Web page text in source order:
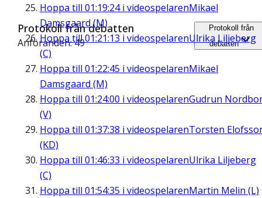
Hoppa till 01:19:24i videospelarenMikael
Damsgaard (M)
Hoppa till01:21:13 i videospelarenUlrika Liljeberg
(C)
Hoppa till 01:22:45 i videospelarenMikael
Damsgaard (M)
Hoppa till 01:24:00 i videospelarenGudrun
(V)
Hoppa till 01:37:38 i videospelarenTorsten
(KD)
Hoppa till 01:46:33 i videospelarenUlrika Liljeberg
(C)
Hoppa till 01:54:35 i videospelarenMartin Melin (L)
Protokoll från debatten
Anföranden: 49
Protokoll från
debatten